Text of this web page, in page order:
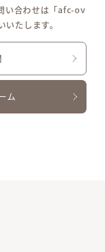
い合わせは「afc-ov
たします。
ム